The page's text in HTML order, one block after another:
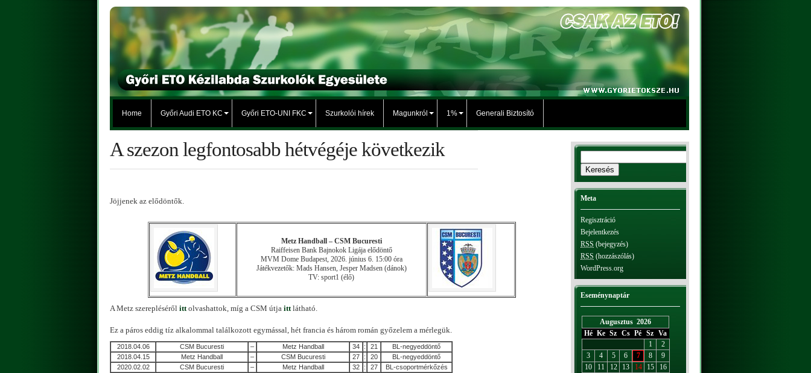
Home Győri Audi ETO KC Győri ETO-UNI FKC Szurkolói hírek Magunkról 1% Generali Biztosító
A szezon legfontosabb hétvégéje következik
Jöjjenek az elődöntők.
Metz Handball – CSM Bucuresti
Raiffeisen Bank Bajnokok Ligája elődöntő
MVM Dome Budapest, 2026. június 6. 15:00 óra
Játékvezetők: Mads Hansen, Jesper Madsen (dánok)
TV: sport1 (élő)
A Metz szerepléséről ittolvashattok, míg a CSM útja ittlátható.
Ez a páros eddig tíz alkalommal találkozott egymással, hét francia és három román győzelem a mérlegük.
2018.04.06 CSM Bucuresti – Metz Handball 34 : 21
BL-negyeddöntő
2018.04.15
Metz Handball – CSM Bucuresti 27 : 20
BL-negyeddöntő
2020.02.02
CSM Bucuresti – Metz Handball 32 : 27
BL-csoportmérkőzés
Meta
Regisztráció
Bejelentkezés
RSS (bejegyzés)
RSS (hozzászólás)
WordPress.org
Eseménynaptár
Augusztus 2026
Hé Ke Sz Cs Pé Sz Va
1
2
3
4 5 6 7 8
9
10
11 12 13 14 15
16